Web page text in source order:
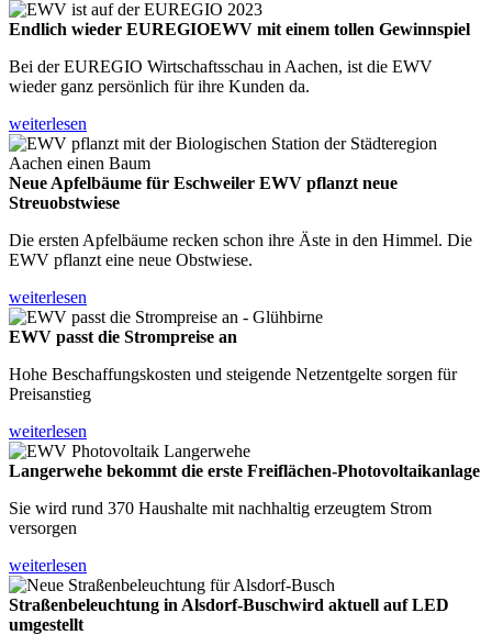
Endlich wieder EUREGIOEWV mit einem tollen Gewinnspiel
Bei der EUREGIO Wirtschaftsschau in Aachen, ist die EWV
wieder ganz persönlich für ihre Kunden da.
weiterlesen
Neue Apfelbäume für Eschweiler EWV pflanzt neue
Streuobstwiese
Die ersten Apfelbäume recken schon ihre Äste in den Himmel. Die
EWV pflanzt eine neue Obstwiese.
weiterlesen
EWV passt die Strompreise an
Hohe Beschaffungskosten und steigende Netzentgelte sorgen für
Preisanstieg
weiterlesen
Langerwehe bekommt die erste Freiflächen-Photovoltaikanlage
Sie wird rund 370 Haushalte mit nachhaltig erzeugtem Strom
versorgen
weiterlesen
Straßenbeleuchtung in Alsdorf-Buschwird aktuell auf LED
umgestellt